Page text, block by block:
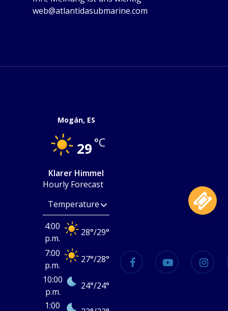
web@atlantidasubmarine.com
Mogán, ES
29 °C
Klarer Himmel
Hourly Forecast
4:00
p.m.
28°/29°
7:00
p.m.
27°/28°
10:00
p.m.
24°/24°
1:00
facebook youtube instagram